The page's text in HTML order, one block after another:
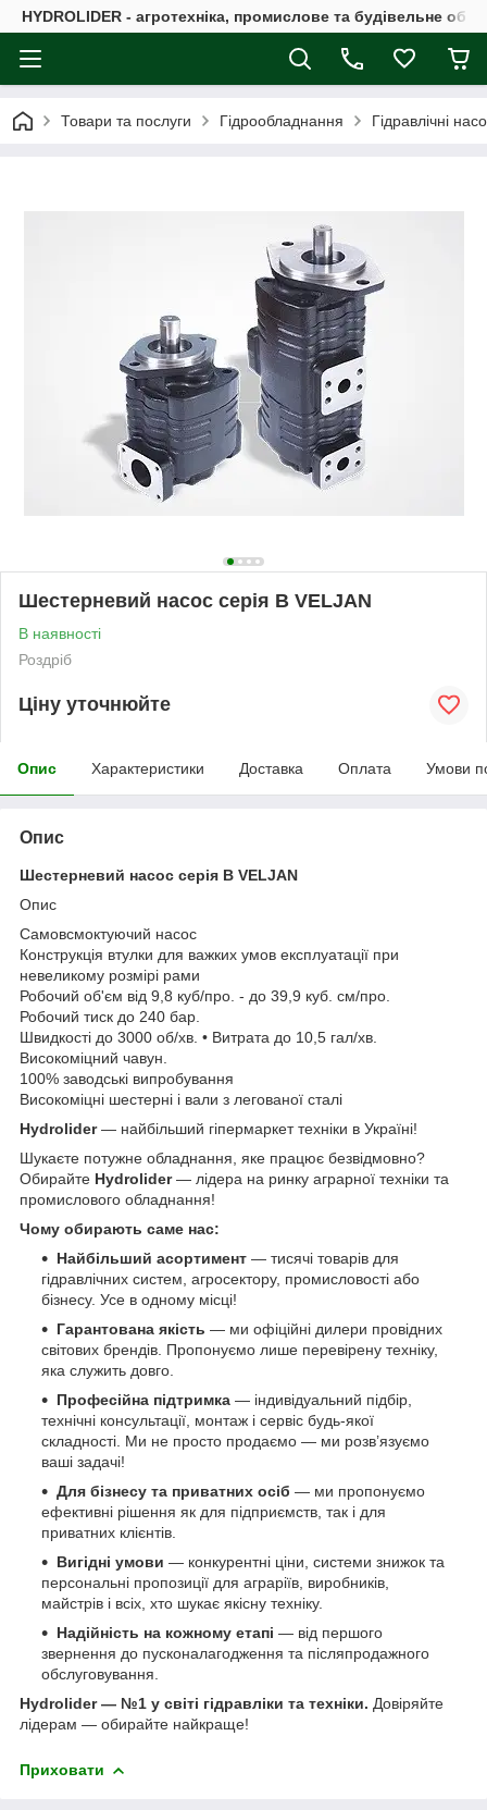
HYDROLIDER - агротехніка, промислове та будівельне
Товари та послуги Гідрообладнання Гідравлічні
Шестерневий насос серія B VELJAN
В наявності
Роздріб
Ціну уточнюйте
Опис Характеристики Доставка Оплата Умови
Опис
Шестерневий насос серія B VELJAN
Опис
Самовсмоктуючий насос
Конструкція втулки для важких умов експлуатації при
невеликому розмірі рами
Робочий об'єм від 9,8 куб/про. - до 39,9 куб. см/про.
Робочий тиск до 240 бар.
Швидкості до 3000 об/хв. • Витрата до 10,5 гал/хв.
Високоміцний чавун.
100% заводські випробування
Високоміцні шестерні і вали з легованої сталі
Hydrolider— найбільший гіпермаркет техніки в Україні!
Шукаєте потужне обладнання, яке працює безвідмовно?
Обирайте Hydrolider— лідера на ринку аграрної техніки та
промислового обладнання!
Чому обирають саме нас:
Найбільший асортимент — тисячі товарів для
гідравлічних систем, агросектору, промисловості або
бізнесу. Усе в одному місці!
Гарантована якість — ми офіційні дилери провідних
світових брендів. Пропонуємо лише перевірену техніку,
яка служить довго.
Професійна підтримка — індивідуальний підбір,
технічні консультації, монтаж і сервіс будь-якої
складності. Ми не просто продаємо — ми розв’язуємо
ваші задачі!
Для бізнесу та приватних осіб — ми пропонуємо
ефективні рішення як для підприємств, так і для
приватних клієнтів.
Вигідні умови — конкурентні ціни, системи знижок та
персональні пропозиції для аграріїв, виробників,
майстрів і всіх, хто шукає якісну техніку.
Надійність на кожному етапі — від першого
звернення до пусконалагодження та післяпродажного
обслуговування.
Hydrolider — №1 у світі гідравліки та техніки. Довіряйте
лідерам — обирайте найкраще!
Приховати